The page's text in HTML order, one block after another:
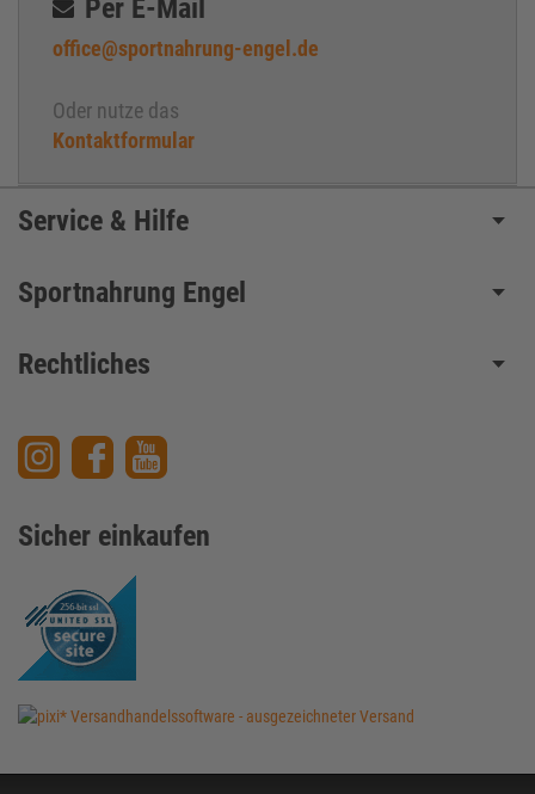
Per E-Mail
office@sportnahrung-engel.de
Oder nutze das
Kontaktformular
Service & Hilfe
Sportnahrung Engel
Rechtliches
Sicher einkaufen